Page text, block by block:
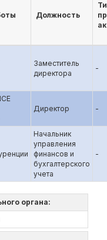
Должность
Заместитель
директора
-
Директор -
Начальник
управления
финансов и
бухгалтерского
учета
-
органа: